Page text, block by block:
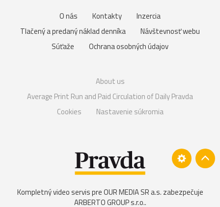
O nás Kontakty
Inzercia
Tlačený a predaný náklad denníka
Návštevnosť webu
Súťaže
Ochrana osobných údajov
About us
Average Print Run and Paid Circulation of Daily Pravda
Cookies
Nastavenie súkromia
Kompletný video servis pre OUR MEDIA SR a.s. zabezpečuje
ARBERTO GROUP s.r.o..